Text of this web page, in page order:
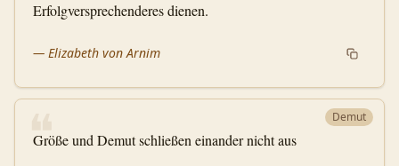
Erfolgversprechenderes dienen.
— Elizabeth von Arnim
Demut
❝
Größe und Demut schließen einander nicht aus